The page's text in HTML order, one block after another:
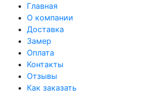
Главная
О компании
Доставка
Замер
Оплата
Контакты
Отзывы
Как заказать